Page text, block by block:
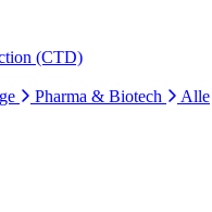
(CTD)
Pharma & Biotech
Alle